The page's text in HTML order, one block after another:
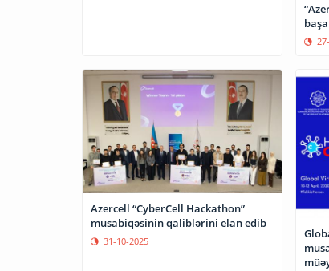
Azercell “CyberCell Hackathon”
müsabiqəsinin qaliblərini elan edib
31-10-2025